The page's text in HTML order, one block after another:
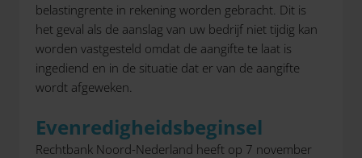
belastingrente in rekening worden gebracht. Dit is
het geval als de aanslag van uw bedrijf niet tijdig kan
worden vastgesteld omdat de aangifte te laat is
ingediend en in de situatie dat er van de aangifte
wordt afgeweken.
Evenredigheidsbeginsel
Rechtbank Noord-Nederland heeft op 7 november